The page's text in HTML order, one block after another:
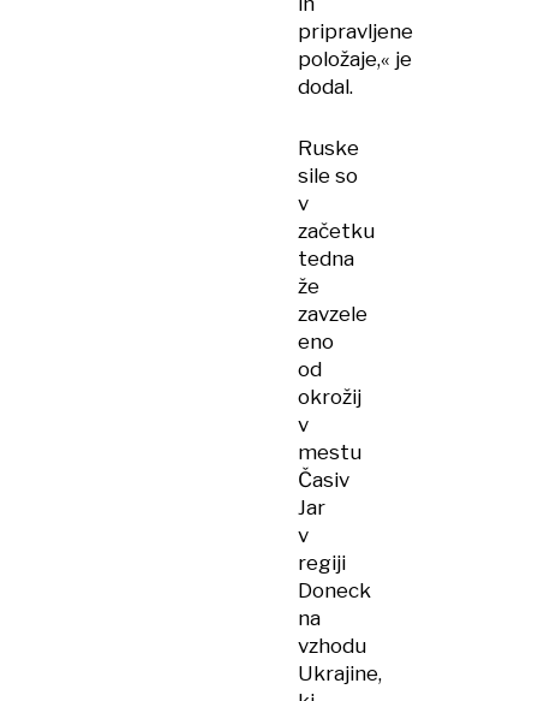
pripravljene
položaje,« je
dodal.
Ruske
sile so
v
začetku
tedna
že
zavzele
eno
od
okrožij
v
mestu
Časiv
Jar
v
regiji
Doneck
na
vzhodu
Ukrajine,